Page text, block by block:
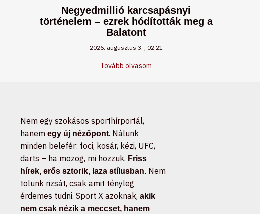
Negyedmillió karcsapásnyi
történelem – ezrek hódították meg a
Balatont
2026. augusztus 3. 02:21
Tovább olvasom
Nem egy szokásos sporthírportál,
hanem egy új nézőpont. Nálunk
minden belefér: foci, kosár, kézi, UFC,
darts – ha mozog, mi hozzuk. Friss
hírek, erős sztorik, laza stílusban. Nem
tolunk rizsát, csak amit tényleg
érdemes tudni. Sport X azoknak, akik
nem csak nézik a meccset, hanem